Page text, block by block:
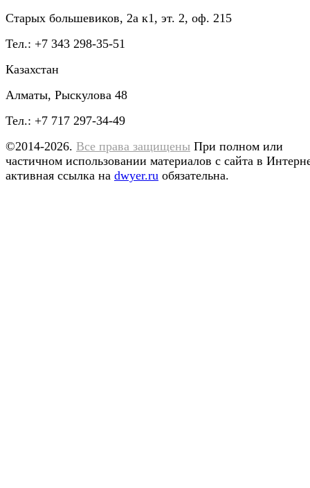
Старых большевиков, 2а к1, эт. 2, оф. 215
Тел.: +7 343 298-35-51
Казахстан
Алматы, Рыскулова 48
Тел.: +7 717 297-34-49
©2014-2026. Все права защищены При полном или
частичном использовании материалов с сайта в
активная ссылка на dwyer.ru обязательна.